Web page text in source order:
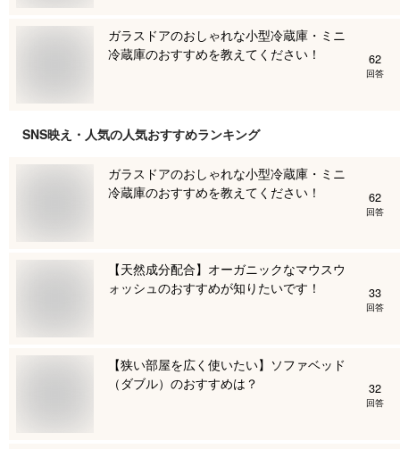
ガラスドアのおしゃれな小型冷蔵庫・ミニ
冷蔵庫のおすすめを教えてください！
62
回答
SNS映え・人気の人気おすすめランキング
ガラスドアのおしゃれな小型冷蔵庫・ミニ
冷蔵庫のおすすめを教えてください！
62
回答
【天然成分配合】オーガニックなマウスウ
ォッシュのおすすめが知りたいです！
33
回答
【狭い部屋を広く使いたい】ソファベッド
（ダブル）のおすすめは？
32
回答